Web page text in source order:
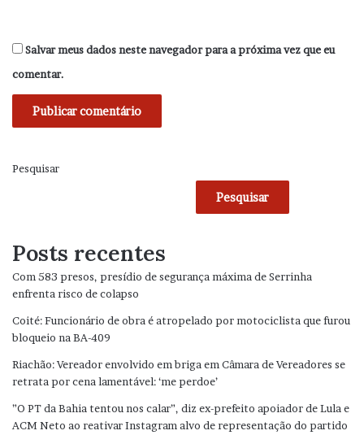
Salvar meus dados neste navegador para a próxima vez que eu
comentar.
Pesquisar
Pesquisar
Posts recentes
Com 583 presos, presídio de segurança máxima de Serrinha
enfrenta risco de colapso
Coité: Funcionário de obra é atropelado por motociclista que furou
bloqueio na BA-409
Riachão: Vereador envolvido em briga em Câmara de Vereadores se
retrata por cena lamentável: ‘me perdoe’
”O PT da Bahia tentou nos calar”, diz ex-prefeito apoiador de Lula e
ACM Neto ao reativar Instagram alvo de representação do partido